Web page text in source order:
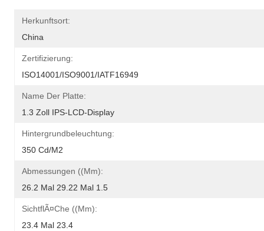
Herkunftsort:
China
Zertifizierung:
ISO14001/ISO9001/IATF16949
Name Der Platte:
1.3 Zoll IPS-LCD-Display
Hintergrundbeleuchtung:
350 Cd/m2
Abmessungen ((mm):
26.2 Mal 29.22 Mal 1.5
SichtflÃ¤che ((mm):
23.4 Mal 23.4